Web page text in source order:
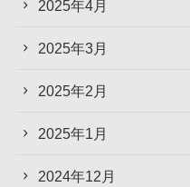
2025年4月
2025年3月
2025年2月
2025年1月
2024年12月